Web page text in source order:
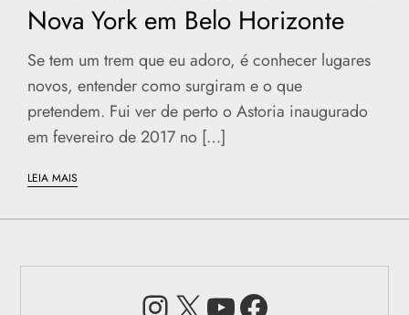
Nova York em Belo Horizonte
Se tem um trem que eu adoro, é conhecer lugares
novos, entender como surgiram e o que
pretendem. Fui ver de perto o Astoria inaugurado
em fevereiro de 2017 no […]
LEIA MAIS
Instagram
X Youtube